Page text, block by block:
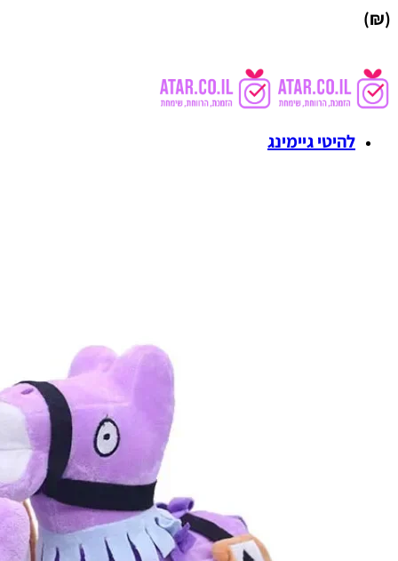
(₪)
להיטי גיימינג